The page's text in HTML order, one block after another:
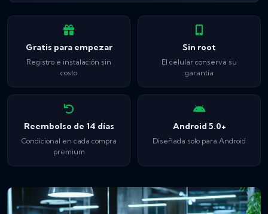
Gratis para empezar
Registro e instalación sin
costo
Sin root
El celular conserva su
garantía
Reembolso de 14 días
Condicional en cada compra
premium
Android 5.0+
Diseñada solo para Android